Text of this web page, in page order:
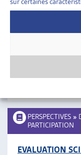
BASES ET
PRÉVENTION
pratique, juillet
PERSPECTIVES »
PARTICIPATION
EVALUATION